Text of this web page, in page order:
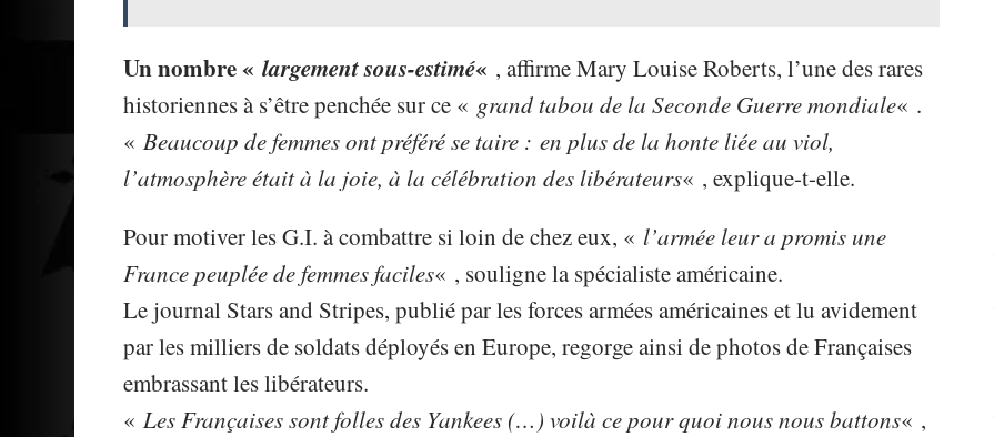
Un nombre «largement sous-estimé« , affirme Mary Louise Roberts, l’une des rares
historiennes à s’être penchée sur ce « grand tabou de la Seconde Guerre mondiale« .
«Beaucoup de femmes ont préféré se taire : en plus de la honte liée au viol,
l’atmosphère était à la joie, à la célébration des libérateurs« , explique-t-elle.
Pour motiver les G.I. à combattre si loin de chez eux, « l’armée leur a promis une
France peuplée de femmes faciles« , souligne la spécialiste américaine.
Le journal Stars and Stripes, publié par les forces armées américaines et lu avidement
par les milliers de soldats déployés en Europe, regorge ainsi de photos de Françaises
embrassant les libérateurs.
«Les Françaises sont folles des Yankees (…) voilà ce pour quoi nous nous battons« ,